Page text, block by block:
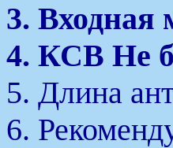
3. Входная
4. КСВ Не
5. Длина
6.